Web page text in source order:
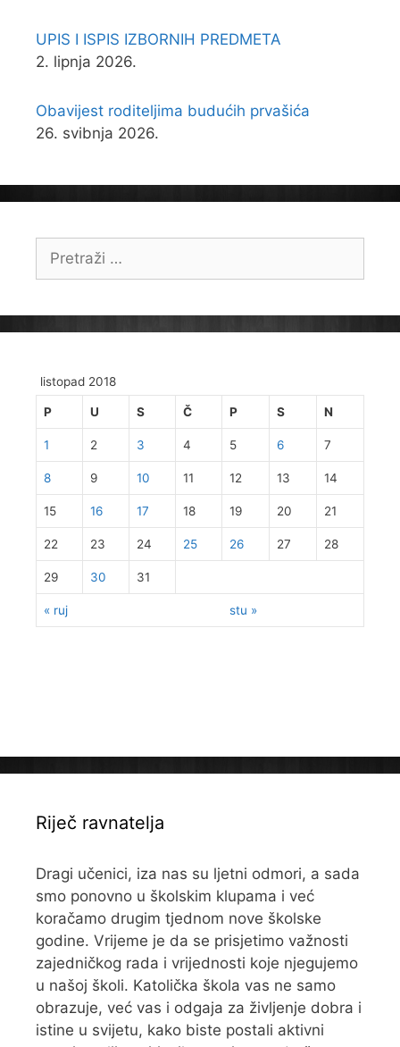
UPIS I ISPIS IZBORNIH PREDMETA
2. lipnja 2026.
Obavijest roditeljima budućih prvašića
26. svibnja 2026.
Pretraži:
listopad 2018
P U S Č P S N
« ruj stu »
1 2 3 4 5 6 7
8 9 10 11 12 13 14
15 16 17 18 19 20 21
22 23 24 25 26 27 28
29 30 31
Riječ ravnatelja
Dragi učenici, iza nas su ljetni odmori, a sada
smo ponovno u školskim klupama i već
koračamo drugim tjednom nove školske
godine. Vrijeme je da se prisjetimo važnosti
zajedničkog rada i vrijednosti koje njegujemo
u našoj školi. Katolička škola vas ne samo
obrazuje, već vas i odgaja za življenje dobra i
istine u svijetu, kako biste postali aktivni